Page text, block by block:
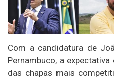
Com a candidatura de
Pernambuco, a
das chapas mais